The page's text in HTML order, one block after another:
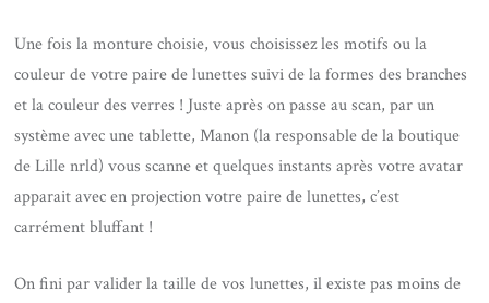
Une fois la monture choisie, vous choisissez les motifs ou la
couleur de votre paire de lunettes suivi de la formes des branches
et la couleur des verres ! Juste après on passe au scan, par un
système avec une tablette, Manon (la responsable de la boutique
de Lille nrld) vous scanne et quelques instants après votre avatar
apparait avec en projection votre paire de lunettes, c’est
carrément bluffant !
On fini par valider la taille de vos lunettes, il existe pas moins de